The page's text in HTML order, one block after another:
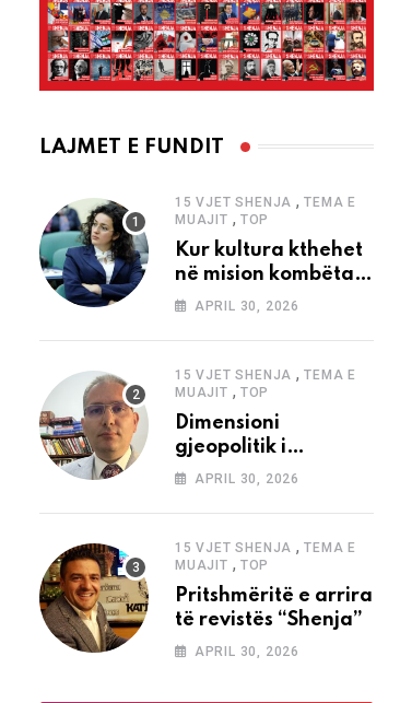
LAJMET E FUNDIT
15 VJET SHENJA ,TEMA E
MUAJIT , TOP
Kur kultura kthehet
në mision kombëtar
edhe në
APRIL 30, 2026
15 VJET SHENJA ,TEMA E
MUAJIT , TOP
Dimensioni
gjeopolitik i
analizave të Abdi
“Shenja”
APRIL 30, 2026
15 VJET SHENJA ,TEMA E
MUAJIT , TOP
Pritshmëritë e arrira
të revistës “Shenja”
APRIL 30, 2026